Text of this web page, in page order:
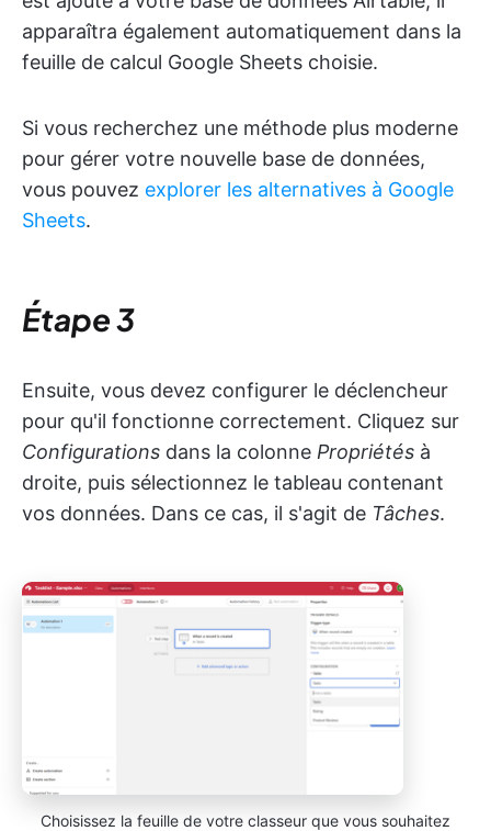
apparaîtra également automatiquement dans la
feuille de calcul Google Sheets choisie.
Si vous recherchez une méthode plus moderne
pour gérer votre nouvelle base de données,
vous pouvez explorer les alternatives à Google
Sheets.
Étape 3
Ensuite, vous devez configurer le déclencheur
pour qu'il fonctionne correctement. Cliquez sur
Configurations dans la colonne Propriétés à
droite, puis sélectionnez le tableau contenant
vos données. Dans ce cas, il s'agit de Tâches.
Choisissez la feuille de votre classeur que vous souhaitez